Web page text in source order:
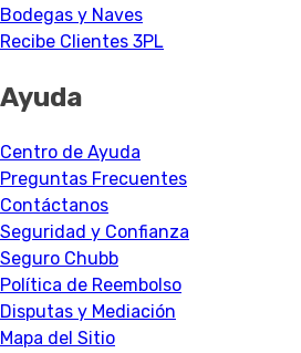
Bodegas y Naves
Recibe Clientes 3PL
Ayuda
Centro de Ayuda
Preguntas Frecuentes
Contáctanos
Seguridad y Confianza
Seguro Chubb
Política de Reembolso
Disputas y Mediación
Mapa del Sitio